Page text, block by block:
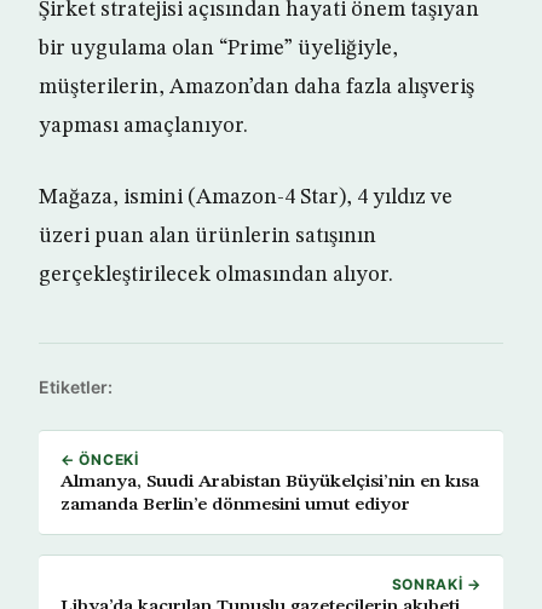
Şirket stratejisi açısından hayati önem taşıyan
bir uygulama olan “Prime” üyeliğiyle,
müşterilerin, Amazon’dan daha fazla alışveriş
yapması amaçlanıyor.
Mağaza, ismini (Amazon-4 Star), 4 yıldız ve
üzeri puan alan ürünlerin satışının
gerçekleştirilecek olmasından alıyor.
Etiketler:
← ÖNCEKI
Almanya, Suudi Arabistan Büyükelçisi’nin en kısa
zamanda Berlin’e dönmesini umut ediyor
SONRAKI →